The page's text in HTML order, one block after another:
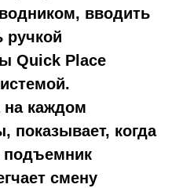
вводить
ручкой
Quick Place
на каждом
показывает, когда
подъемник
смену